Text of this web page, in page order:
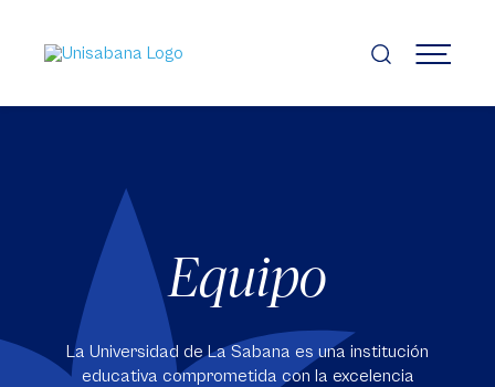
contenido
principal
MENÚ
Equipo
La Universidad de La Sabana es una institución
educativa comprometida con la excelencia